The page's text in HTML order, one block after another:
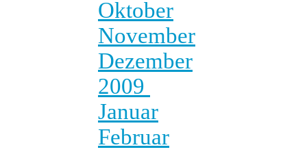
Oktober
November
Dezember
2009
Januar
Februar